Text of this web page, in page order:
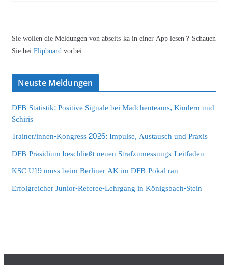
Sie wollen die Meldungen von abseits-ka in einer App lesen? Schauen
Sie beiFlipboardvorbei
Neuste Meldungen
DFB-Statistik: Positive Signale bei Mädchenteams, Kindern und
Schiris
Trainer/innen-Kongress 2026: Impulse, Austausch und Praxis
DFB-Präsidium beschließt neuen Strafzumessungs-Leitfaden
KSC U19 muss beim Berliner AK im DFB-Pokal ran
Erfolgreicher Junior-Referee-Lehrgang in Königsbach-Stein